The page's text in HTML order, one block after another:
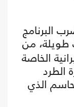
البرنامج
طويلة، من
الخاصة
الطرد
الذي